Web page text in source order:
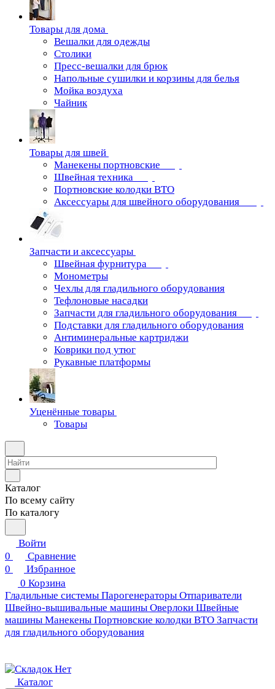
Товары для дома
Вешалки для одежды
Столики
Пресс-вешалки для брюк
Напольные сушилки и корзины для белья
Мойка воздуха
Чайник
Товары для швей
Манекены портновские
Швейная техника
Портновские колодки ВТО
Аксессуары для швейного оборудования
Запчасти и аксессуары
Швейная фурнитура
Монометры
Чехлы для гладильного оборудования
Тефлоновые насадки
Запчасти для гладильного оборудования
Подставки для гладильного оборудования
Антиминеральные картриджи
Коврики под утюг
Рукавные платформы
Уценённые товары
Товары
Каталог
По всему сайту
По каталогу
Войти
0
Сравнение
0
Избранное
0 Корзина
Гладильные системы Парогенераторы Отпариватели
Швейно-вышивальные машины Оверлоки Швейные
машины Манекены Портновские колодки ВТО Запчасти
для гладильного оборудования
Каталог